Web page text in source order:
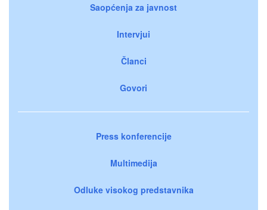
Saopćenja za javnost
Intervjui
Članci
Govori
Press konferencije
Multimedija
Odluke visokog predstavnika